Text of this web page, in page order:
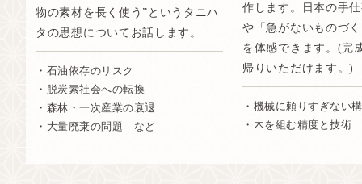
物の素材を長く使う”というタニハ
タの思想についてお話します。
・石油依存のリスク
・脱炭素社会への転換
・森林・一次産業の衰退
・大量廃棄の問題 など
作します。日本の手
や「急がないものづ
を体感できます。(完
帰りいただけます。)
・機械に頼りすぎない
・木を組む精度と技術